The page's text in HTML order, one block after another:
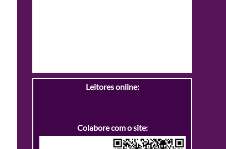
Leitores online:
Colabore com o site: